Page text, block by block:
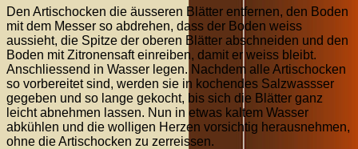
Den Artischocken die äusseren Blätter entfernen, den Boden
mit dem Messer so abdrehen, dass der Boden weiss
aussieht, die Spitze der oberen Blätter abschneiden und den
Boden mit Zitronensaft einreiben, damit er weiss bleibt.
Anschliessend in Wasser legen. Nachdem alle Artischocken
so vorbereitet sind, werden sie in kochendes Salzwassser
gegeben und so lange gekocht, bis sich die Blätter ganz
leicht abnehmen lassen. Nun in etwas kaltem Wasser
abkühlen und die wolligen Herzen vorsichtig herausnehmen,
ohne die Artischocken zu zerreissen.